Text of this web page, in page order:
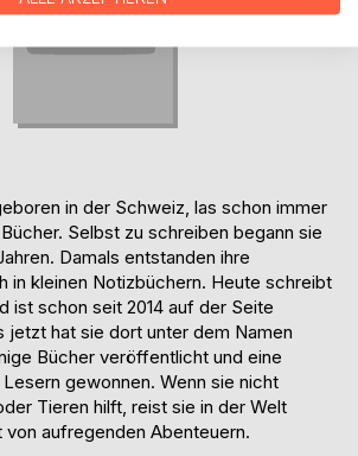
in der Schweiz, las schon immer
Selbst zu schreiben begann sie
Damals entstanden ihre
in kleinen Notizbüchern. Heute schreibt
ist schon seit 2014 auf der Seite
jetzt hat sie dort unter dem Namen
Bücher veröffentlicht und eine
gewonnen. Wenn sie nicht
Tieren hilft, reist sie in der Welt
von aufregenden Abenteuern.